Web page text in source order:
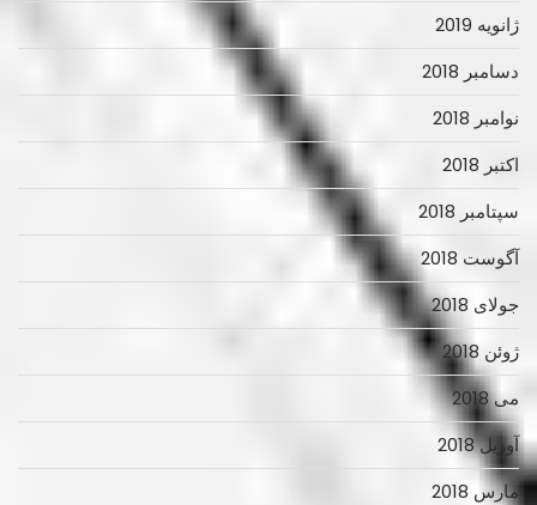
ژانویه 2019
دسامبر 2018
نوامبر 2018
اکتبر 2018
سپتامبر 2018
آگوست 2018
جولای 2018
ژوئن 2018
می 2018
آوریل 2018
مارس 2018